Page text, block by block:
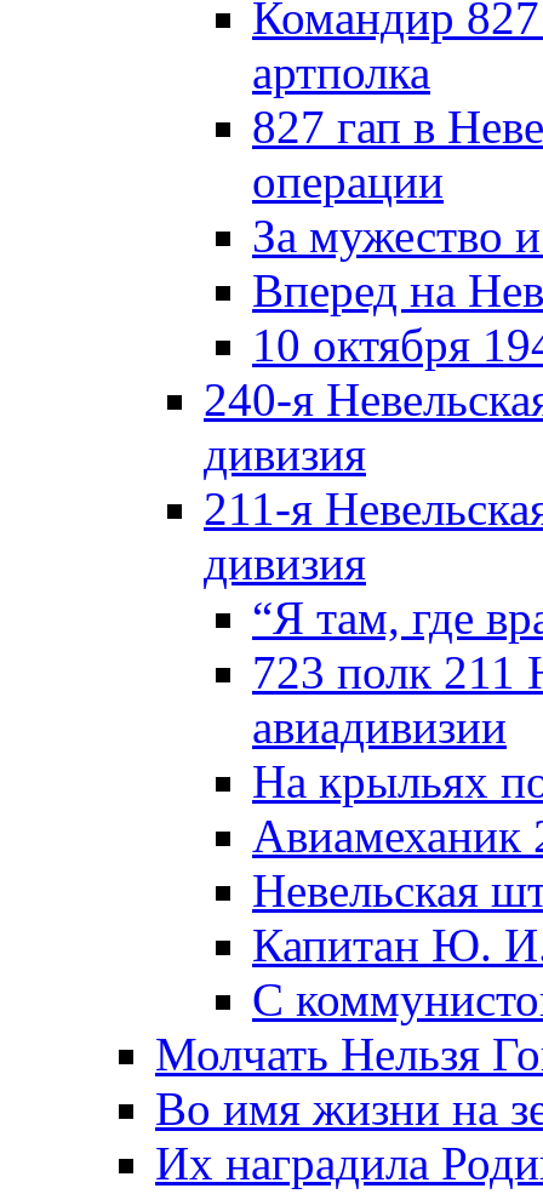
Командир 827
артполка
827 гап в
операции
За мужество
Вперед на
10 октября
240-я
дивизия
211-я
дивизия
“Я там, где
723 полк 211
авиадивизии
На крыльях
Невельская
Капитан Ю.
С
Молчать Нельзя
Во имя жизни на
Их наградила